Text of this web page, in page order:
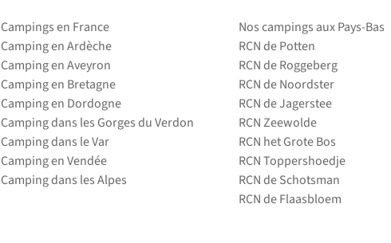
Campings en France
Camping en Ardèche
Camping en Aveyron
Camping en Bretagne
Camping en Dordogne
Camping dans les Gorges du Verdon
Camping dans le Var
Camping en Vendée
Camping dans les Alpes
Nos campings aux Pays-Bas
RCN de Potten
RCN de Roggeberg
RCN de Noordster
RCN de Jagerstee
RCN Zeewolde
RCN het Grote Bos
RCN Toppershoedje
RCN de Schotsman
RCN de Flaasbloem